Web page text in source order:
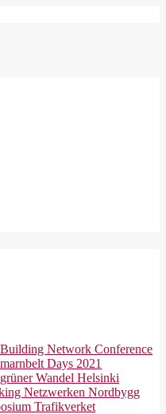
Building Network Conference
Days 2021
grüner Wandel Helsinki
Netzwerken Nordbygg
Trafikverket